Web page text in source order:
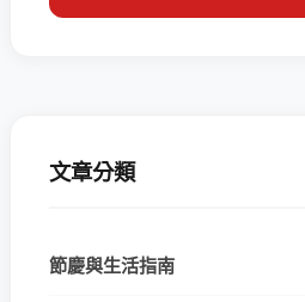
文章分類
節慶與生活指南